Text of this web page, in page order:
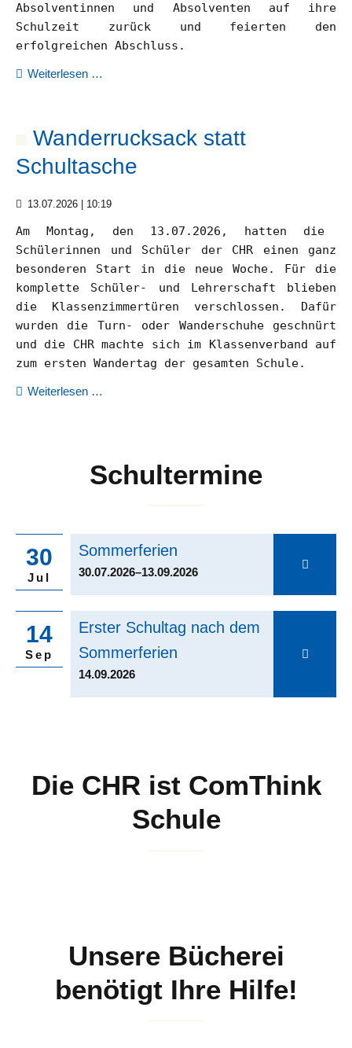
Aktuelles
Häufige
(FAQ)
Masernschutz
Leitbild
Hausordnung
Presse
Kalender
Kontakt
Absolventinnen und Absolventen auf ihre
Schulzeit zurück und feierten den
erfolgreichen Abschluss.
Weiterlesen …
CHR
in
Nagolder
Stadthalle
Wanderrucksack statt
Schultasche
13.07.2026 | 10:19
Am Montag, den 13.07.2026, hatten die
Schülerinnen und Schüler der CHR einen ganz
besonderen Start in die neue Woche. Für die
komplette Schüler- und Lehrerschaft blieben
die Klassenzimmertüren verschlossen. Dafür
wurden die Turn- oder Wanderschuhe geschnürt
und die CHR machte sich im Klassenverband auf
zum ersten Wandertag der gesamten Schule.
Weiterlesen …
Schultermine
30
Jul
Sommerferien
30.07.2026–13.09.2026
14
Sep
Erster Schultag nach dem
Sommerferien
14.09.2026
Sommerferien
Die CHR ist ComThink
Schule
Unsere Bücherei
benötigt Ihre Hilfe!